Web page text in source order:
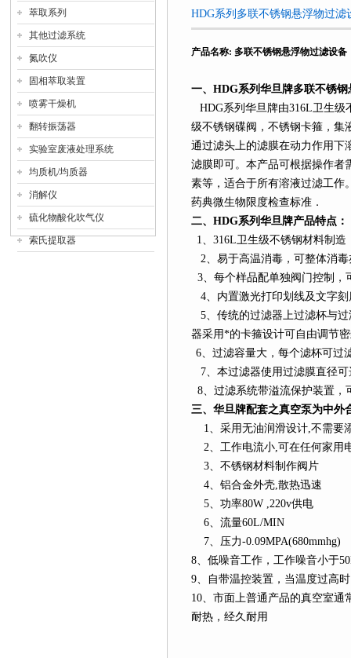
萃取系列
其他过滤系统
氮吹仪
固相萃取装置
喷雾干燥机
翻转振荡器
实验室废液处理系统
均质机/均质器
消解仪
硫化物酸化吹气仪
索氏提取器
HDG系列多联不锈钢悬浮物过滤
产品名称: 多联不锈钢悬浮物过滤设备
一、 HDG系列 华旦牌多联不锈
HDG系列 华旦牌由316L卫生级
级不锈钢碟阀，不锈钢卡箍，集
通过滤头上的滤膜在动力作用下
滤膜即可。本产品可根据操作者
素等，适合于所有溶液过滤工作
药典微生物限度检查标准．
二、 HDG系列 华旦牌产品特点：
1、 316L卫生级不锈钢材料制造
2、易于高温消毒，可整体消
3、每个样品配单独阀门控制，
4、内置激光打印划线及文字
5、传统的过滤器上过滤杯与
器采用*的卡箍设计可自由调节
6、过滤容量大，每个滤杯可过
7、本过滤器使用过滤膜直径可
8、过滤系统带溢流保护装置
三、华旦牌配套之真空泵为中外
1、采用无油润滑设计,不需要
2、工作电流小,可在任何家用
3、不锈钢材料制作阀片
4、铝合金外壳,散热迅速
5、功率80W ,220v供电
6、流量60L/MIN
7、压力-0.09MPA(680mmhg)
8、低噪音工作，工作噪音小于
9、自带温控装置，当温度过高
10、市面上普通产品的真空室通
耐热，经久耐用